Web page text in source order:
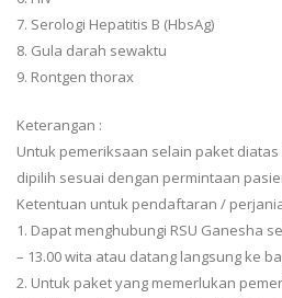
7. Serologi Hepatitis B (HbsAg)
8. Gula darah sewaktu
9. Rontgen thorax
Keterangan :
Untuk pemeriksaan selain paket
dipilih sesuai dengan permintaan
Ketentuan untuk pendaftaran /
1. Dapat menghubungi RSU Ganesha
– 13.00 wita atau datang langsung ke
2. Untuk paket yang memerlukan